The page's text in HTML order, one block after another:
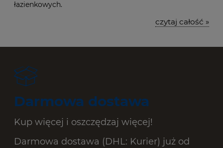
łazienkowych.
czytaj całość »
Darmowa dostawa
Kup więcej i oszczędzaj więcej!
Darmowa dostawa (DHL: Kurier) już od